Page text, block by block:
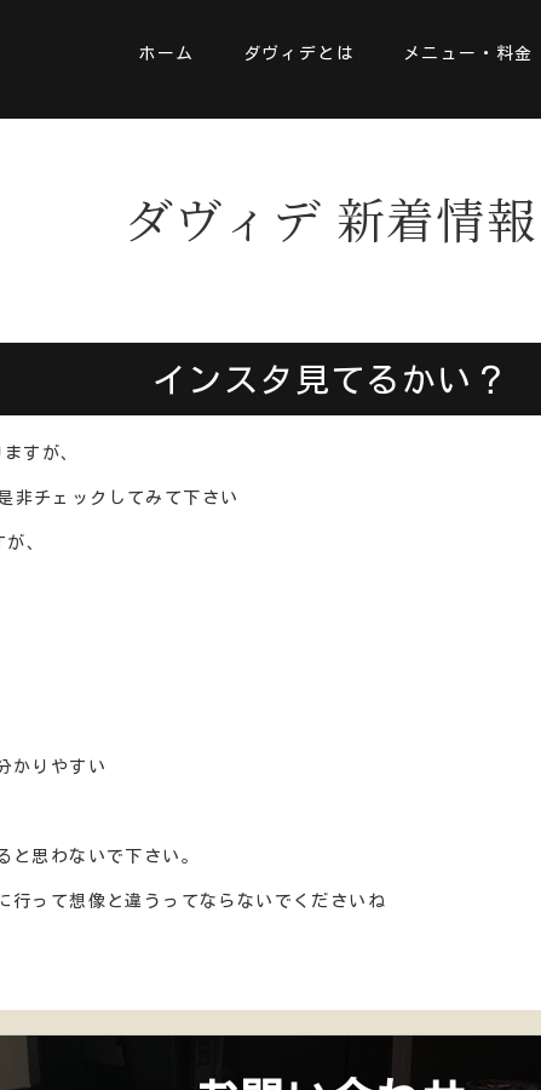
ホーム
ダヴィデとは メニュー・料金
ダヴィデ 新着情報
インスタ見てるかい？
すが、
非チェックしてみて下さい
、
かりやすい
と思わないで下さい。
行って想像と違うってならないでくださいね